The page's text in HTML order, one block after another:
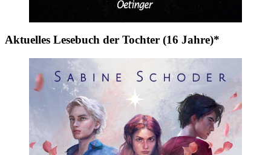
Aktuelles Lesebuch der Tochter (16 Jahre)*